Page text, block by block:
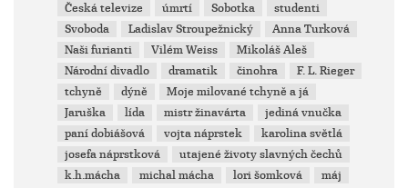
Česká televize
úmrtí Sobotka
studenti
Svoboda
Ladislav Stroupežnický
Anna Turková
Naši furianti
Vilém Weiss
Mikoláš Aleš
Národní divadlo
dramatik činohra
F. L. Rieger
tchyně
dýně
Moje milované tchyně a já
Jaruška
lída mistr žinavárta
jediná vnučka
paní dobiášová
vojta náprstek
karolina světlá
josefa náprstková
utajené životy slavných čechů
k.h.mácha
michal mácha lori šomková
máj